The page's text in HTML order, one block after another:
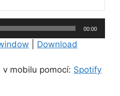
00:00
Download
mobilu pomocí: Spotify